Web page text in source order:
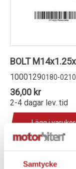
Samtycke
BOLT
10001290180-
36,00 kr
2-4 dagar lev. tid
Lägg i